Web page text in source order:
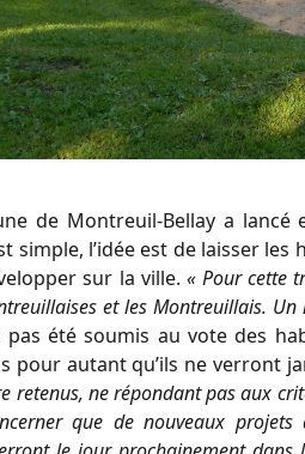
de Montreuil-Bellay a
simple, l’idée est de laisser
sur la ville. « Pour cette
et les Montreuillais. Un
pas été soumis au vote des
pour autant qu’ils ne verront
retenus, ne répondant pas aux
que de nouveaux projets